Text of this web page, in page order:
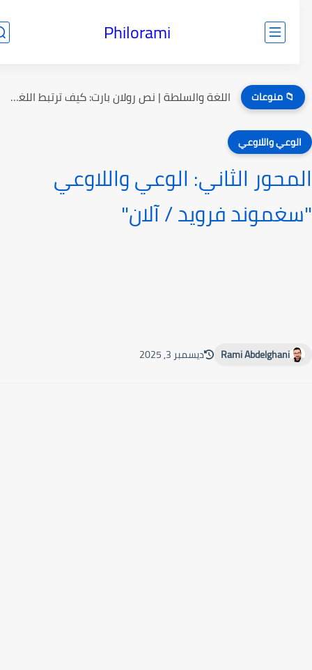
Philorami
📁 منوعات اللغة والسلطة | نص رولان بارت: كيف ترتبط اللغة بالسلطة؟
واللاوعي
الثاني: الوعي واللاوعي
فرويد / آلان"
Rami Abdelghani ديسمبر 3, 2025